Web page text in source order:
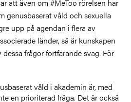
att även om #MeToo rörelsen har
genusbaserat våld och sexuella
upp på agendan i flera av
länder, så är kunskapen
frågor fortfarande svag. För
våld i akademin är, med
en prioriterad fråga. Det är också